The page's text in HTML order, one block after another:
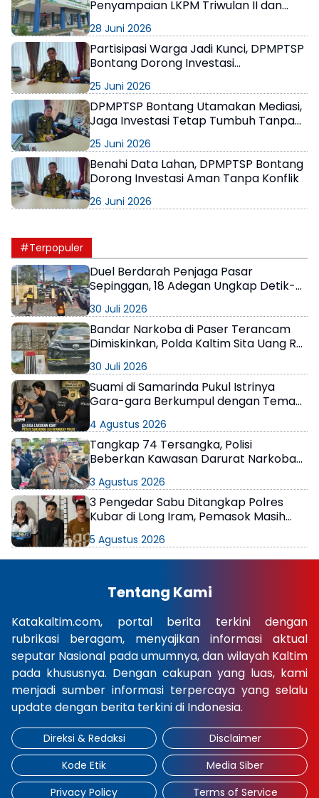
Penyampaian LKPM Triwulan II dan
28 Juni 2026
Partisipasi Warga Jadi Kunci, DPMPTSP
Bontang Dorong Investasi
Masyarakat
25 Juni 2026
DPMPTSP Bontang Utamakan Mediasi,
Jaga Investasi Tetap Tumbuh Tanpa
25 Juni 2026
Benahi Data Lahan, DPMPTSP Bontang
Dorong Investasi Aman Tanpa Konflik
26 Juni 2026
#Terpopuler
Duel Berdarah Penjaga Pasar
Sepinggan, 18 Adegan Ungkap Detik-
30 Juli 2026
Bandar Narkoba di Paser Terancam
Dimiskinkan, Polda Kaltim Sita Uang Rp1
30 Juli 2026
Suami di Samarinda Pukul Istrinya
Gara-gara Berkumpul dengan Teman
4 Agustus 2026
Tangkap 74 Tersangka, Polisi
Beberkan Kawasan Darurat Narkoba
3 Agustus 2026
3 Pengedar Sabu Ditangkap Polres
Kubar di Long Iram, Pemasok Masih
5 Agustus 2026
Tentang Kami
Katakaltim.com, portal berita terkini dengan
rubrikasi beragam, menyajikan informasi aktual
seputar Nasional pada umumnya, dan wilayah Kaltim
pada khususnya. Dengan cakupan yang luas, kami
menjadi sumber informasi terpercaya yang selalu
update dengan berita terkini di Indonesia.
Direksi & Redaksi
Disclaimer
Kode Etik
Media Siber
Privacy Policy
Terms of Service